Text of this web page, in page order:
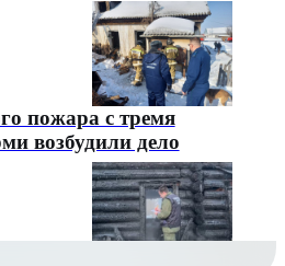
пожара с тремя
возбудили дело